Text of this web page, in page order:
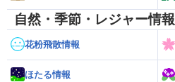
自然・季節・レジャー情報
花粉飛散情報
ほたる情報